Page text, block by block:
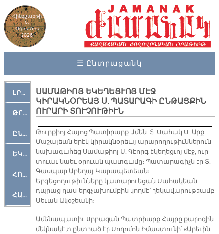
Հինգշաբթի
6,
Օգոստոս
2026
☰ Ընտրացանկ
ԼՐԱՀՈՍ
ԹՐՔԱՀԱՅ ԿԵԱՆՔ
ԸՆԿԵՐԱՄՇԱԿՈՒԹԱՅԻՆ
ԵԿԵՂԵՑԱԿԱՆ
ՀՈԳԵՄՏԱՒՈՐ
ՀԱՐԹԱԿ
ՍԱՄԱԹԻՈՅ ԵԿԵՂԵՑՒՈՅ ՄԷՋ
ԿԻՐԱԿՆՕՐԵԱՅ Ս. ՊԱՏԱՐԱԳԻ ԸՆԹԱՑՔԻՆ
ՈՒՐԱՐԻ ՏՈՒՉՈՒԹԻՒՆ
Թուրքիոյ Հայոց Պատիրարք Ամեն. Տ. Սահակ Ս. Արք.
Մաշալեան երէկ կիրակնօրեայ արարողութիւններուն
նախագահեց Սամաթիոյ Ս. Գէորգ եկեղեցւոյ մէջ, ուր
տուաւ նաեւ օրուան պատգամը։ Պատարագիչն էր Տ.
Գասպար Աբեղայ Կարապետեան։
Երգեցողութիւնները կատարուեցան Սահակեան
դպրաց դաս-երգչախումբին կողմէ՝ ղեկավարութեամբ
Սեւան Ակօշեանի։
Ամենապատիւ Սրբազան Պատրիարք Հայրը քարոզին
մեկնակէտ ընտրած էր Սողոմոն Իմաստունի՝ «Արեւին